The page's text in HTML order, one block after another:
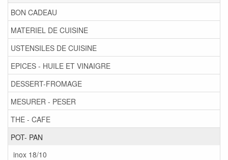
BON CADEAU
MATERIEL DE CUISINE
USTENSILES DE CUISINE
EPICES - HUILE ET VINAIGRE
DESSERT-FROMAGE
MESURER - PESER
THE - CAFE
POT- PAN
inox 18/10